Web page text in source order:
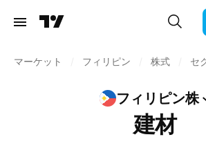
マーケット フィリピン 株式 セ
フィリピン株
建材